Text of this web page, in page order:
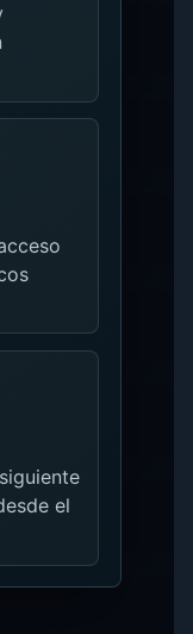
el